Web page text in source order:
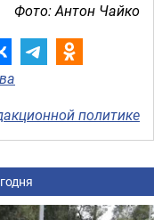
Фото: Антон Чайко
политике